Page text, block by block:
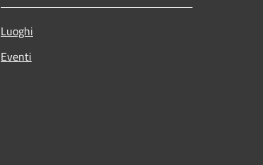
Luoghi
Eventi